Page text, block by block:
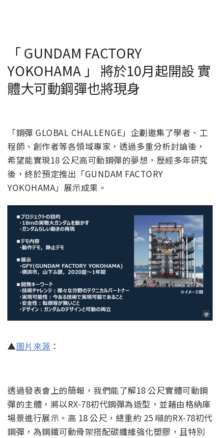
「 GUNDAM FACTORY
YOKOHAMA 」 將於10月起開設 實
體大可動鋼彈也將現身
「鋼彈 GLOBAL CHALLENGE」企劃邀集了學者、工
程師、創作者等各領域專家，透過多重分析討論後，
希望能實現18 公尺高可動鋼彈的夢想，歷經多年研究
後，終於預定推出「GUNDAM FACTORY
YOKOHAMA」展示成果。
▲圖片來源 ：
透過發表會上的簡報，我們能了解18 公尺實體可動鋼
彈的主體，將以RX-78初代鋼彈為造型，並藉由格納庫
場景進行展示。高 18 公尺，總重約 25 噸的RX-78初代
鋼彈，為鋼鐵可動骨架搭配碳纖維強化塑膠，且特別